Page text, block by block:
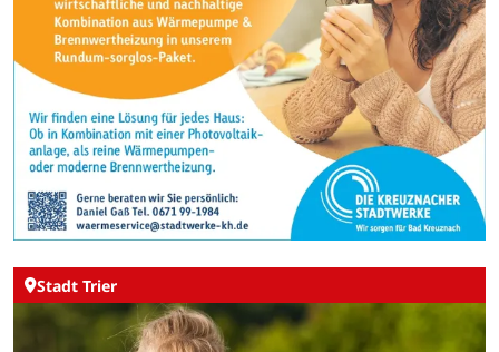
Stadt Trier